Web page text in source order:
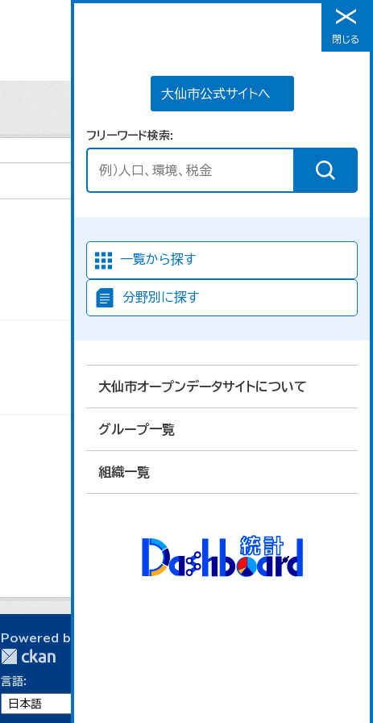
メニュー
大仙市公式サイトへ
フリーワード検索
一覧から探す
分野別に探す
大仙市オープンデータサイトについて
グループ一覧
組織一覧
閉じる
Powered by
言語